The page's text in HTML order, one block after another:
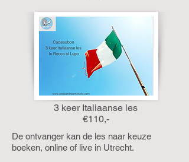
3 keer Italiaanse les
€110,-
De ontvanger kan de les naar keuze
boeken, online of live in Utrecht.